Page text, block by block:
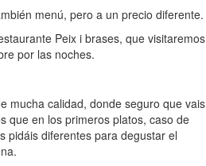
menú, pero a un precio diferente.
Peix i brases, que visitaremos
por las noches.
mucha calidad, donde seguro que vais
que en los primeros platos, caso de
pidáis diferentes para degustar el